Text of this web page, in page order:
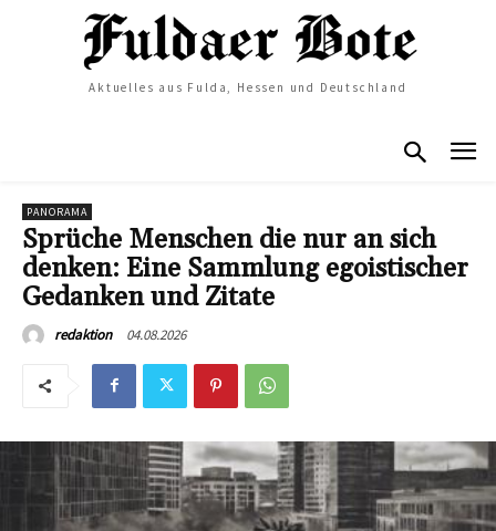
Aktuelles aus Fulda, Hessen und Deutschland
PANORAMA
Sprüche Menschen die nur an sich
denken: Eine Sammlung egoistischer
Gedanken und Zitate
redaktion 04.08.2026